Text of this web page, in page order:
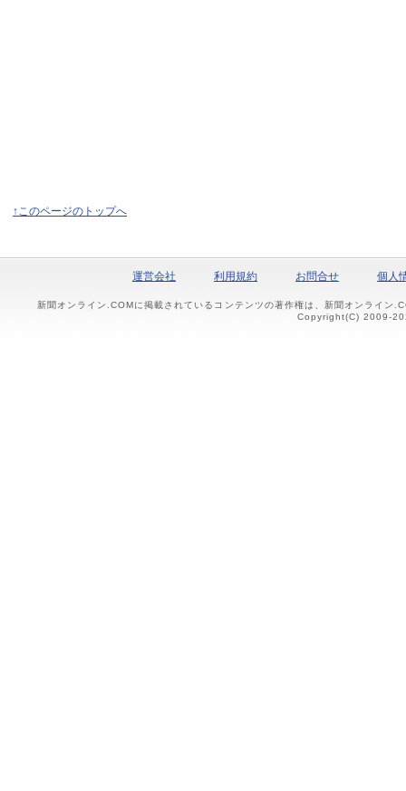
↑このページのトップへ
運営会社 利用規約 お問合せ 個人
新聞オンライン.COMに掲載されているコンテンツの著作権は、新聞オンライン
Copyright(C) 2009-